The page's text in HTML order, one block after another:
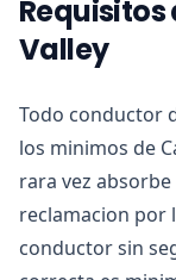
Valley
Todo conductor
los minimos de
rara vez
reclamacion por
conductor sin